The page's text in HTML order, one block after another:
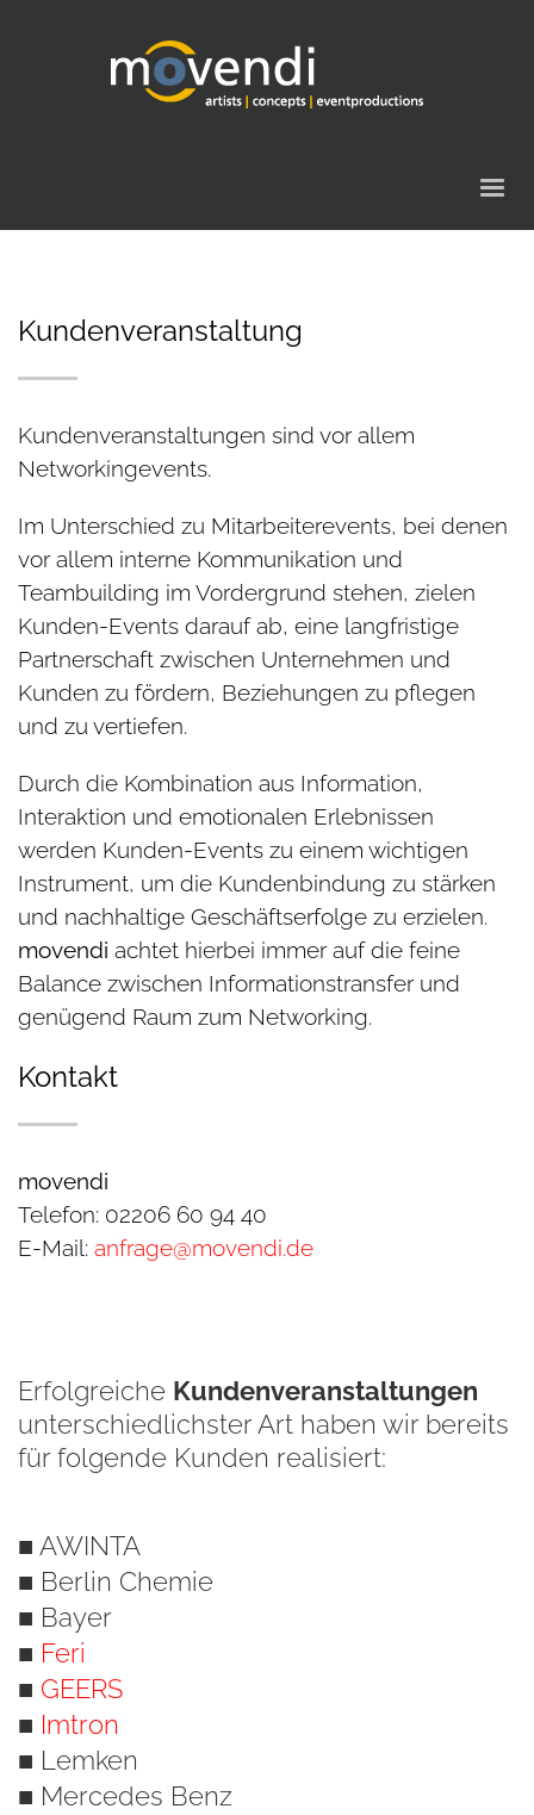
Kundenveranstaltung
Kundenveranstaltungen sind vor allem
Networkingevents.
Im Unterschied zu Mitarbeiterevents, bei denen
vor allem interne Kommunikation und
Teambuilding im Vordergrund stehen, zielen
Kunden-Events darauf ab, eine langfristige
Partnerschaft zwischen Unternehmen und
Kunden zu fördern, Beziehungen zu pflegen
und zu vertiefen.
Durch die Kombination aus Information,
Interaktion und emotionalen Erlebnissen
werden Kunden-Events zu einem wichtigen
Instrument, um die Kundenbindung zu stärken
und nachhaltige Geschäftserfolge zu erzielen.
movendi achtet hierbei immer auf die feine
Balance zwischen Informationstransfer und
genügend Raum zum Networking.
Kontakt
movendi
Telefon: 02206 60 94 40
E-Mail: anfrage@movendi.de
Erfolgreiche Kundenveranstaltungen
unterschiedlichster Art haben wir bereits
für folgende Kunden realisiert:
■ AWINTA
■ Berlin Chemie
■ Bayer
■ Feri
■ GEERS
■ Imtron
■ Lemken
■ Mercedes Benz